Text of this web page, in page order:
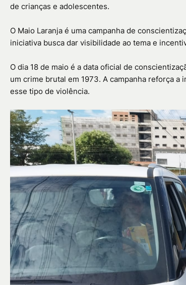
de crianças e adolescentes.
O Maio Laranja é uma campanha de
iniciativa busca dar visibilidade ao tema e
O dia 18 de maio é a data oficial de
um crime brutal em 1973. A campanha reforça
esse tipo de violência.